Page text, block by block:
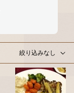
絞り込みなし